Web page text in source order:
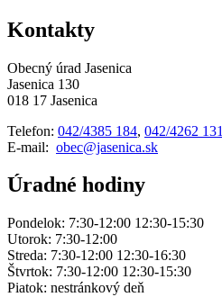
Kontakty
Obecný úrad Jasenica
Jasenica 130
018 17 Jasenica
Telefon: 042/4385 184, 042/4262 131
E-mail: obec@jasenica.sk
Úradné hodiny
Pondelok: 7:30-12:00 12:30-15:30
Utorok: 7:30-12:00
Streda: 7:30-12:00 12:30-16:30
Štvrtok: 7:30-12:00 12:30-15:30
Piatok: nestránkový deň